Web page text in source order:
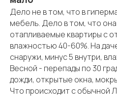
Дело не в том, что в
мебель. Дело в том, что
отапливаемые квартиры с
влажностью 40-60%. На
снаружи, минус 5 внутри,
Весной - перепады по 30
дожди, открытые окна,
Что происходит с обычной